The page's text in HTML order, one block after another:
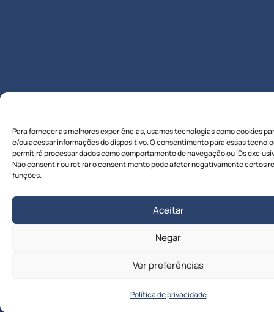
Para fornecer as melhores experiências, usamos tecnologias como cookies
e/ou acessar informações do dispositivo. O consentimento para essas
permitirá processar dados como comportamento de navegação ou IDs
Não consentir ou retirar o consentimento pode afetar negativamente certos
funções.
Aceitar
Negar
Ver preferências
Política de privacidade